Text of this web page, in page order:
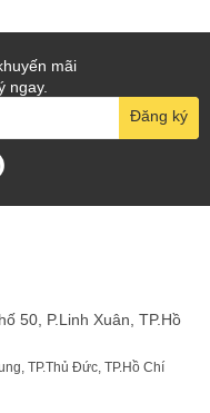
mãi
ngay.
Đăng ký
50, P.Linh Xuân, TP.Hồ
TP.Thủ Đức, TP.Hồ Chí